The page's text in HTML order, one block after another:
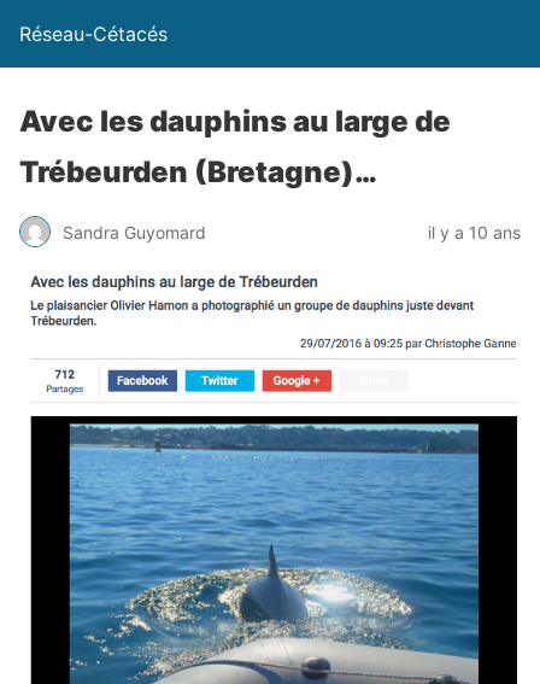
Réseau-Cétacés
Avec les dauphins au large de
Trébeurden (Bretagne)…
Sandra Guyomard il y a 10 ans